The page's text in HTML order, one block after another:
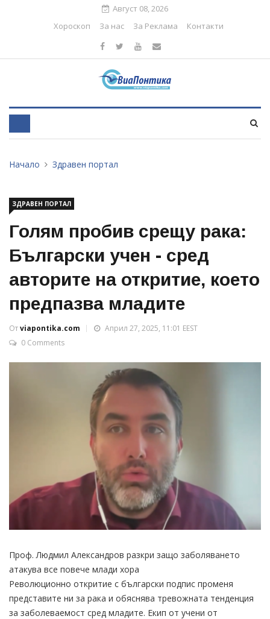
Август 08, 2026
Хороскоп
За нас За Реклама Контакти
Начало Здравен портал
ЗДРАВЕН ПОРТАЛ
Голям пробив срещу рака:
Български учен - сред
авторите на откритие, което
предпазва младите
Отviapontika.com
Април 27, 2025, 11:01 EEST
0 Comments
Проф. Людмил Александров разкри защо заболяването
атакува все повече млади хора
Революционно откритие с български подпис променя
представите ни за рака и обяснява тревожната тенденция
за заболеваемост сред младите. Екип от учени от